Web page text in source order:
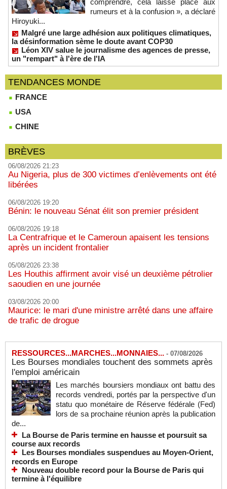
rumeurs et à la confusion », a déclaré
Hiroyuki...
Malgré une large adhésion aux politiques climatiques,
la désinformation sème le doute avant COP30
Léon XIV salue le journalisme des agences de presse,
un "rempart" à l'ère de l'IA
TENDANCES MONDE
FRANCE
USA
CHINE
BRÈVES
06/08/2026 21:23
Au Nigeria, plus de 300 victimes d’enlèvements ont été
libérées
06/08/2026 19:20
Bénin: le nouveau Sénat élit son premier président
06/08/2026 19:18
La Centrafrique et le Cameroun apaisent les tensions
après un incident frontalier
05/08/2026 23:38
Les Houthis affirment avoir visé un deuxième pétrolier
saoudien en une journée
03/08/2026 20:00
Maurice: le mari d'une ministre arrêté dans une affaire
de trafic de drogue
RESSOURCES...MARCHES...MONNAIES... - 07/08/2026
Les Bourses mondiales touchent des sommets après
l'emploi américain
Les marchés boursiers mondiaux ont battu des
records vendredi, portés par la perspective d'un
statu quo monétaire de Réserve fédérale (Fed)
lors de sa prochaine réunion après la publication
de...
La Bourse de Paris termine en hausse et poursuit sa
course aux records
Les Bourses mondiales suspendues au Moyen-Orient,
records en Europe
Nouveau double record pour la Bourse de Paris qui
termine à l'équilibre